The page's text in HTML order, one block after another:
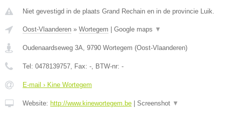
Niet gevestigd in de plaats Grand Rechain en in de provincie Luik.
Oost-Vlaanderen » Wortegem Google maps ▼
Oudenaardseweg 3A, 9790 Wortegem (Oost-Vlaanderen)
Tel: 0478139757, Fax: -, BTW-nr: -
E-mail › Kine Wortegem
Website: http://www.kinewortegem.be Screenshot ▼